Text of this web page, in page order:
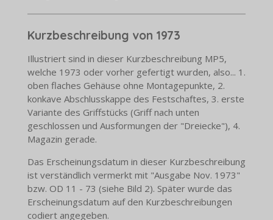
Kurzbeschreibung von 1973
Illustriert sind in dieser Kurzbeschreibung MP5,
welche 1973 oder vorher gefertigt wurden, also... 1.
oben flaches Gehäuse ohne Montagepunkte, 2.
konkave Abschlusskappe des Festschaftes, 3. erste
Variante des Griffstücks (Griff nach unten
geschlossen und Ausformungen der "Dreiecke"), 4.
Magazin gerade.
Das Erscheinungsdatum in dieser Kurzbeschreibung
ist verständlich vermerkt mit "Ausgabe Nov. 1973"
bzw. OD 11 - 73 (siehe Bild 2). Später wurde das
Erscheinungsdatum auf den Kurzbeschreibungen
codiert angegeben.